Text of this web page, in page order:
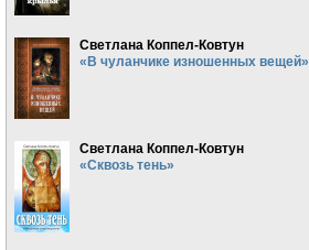
Светлана Коппел-Ковтун
«В чуланчике изношенных вещей»
Светлана Коппел-Ковтун
«Сквозь тень»